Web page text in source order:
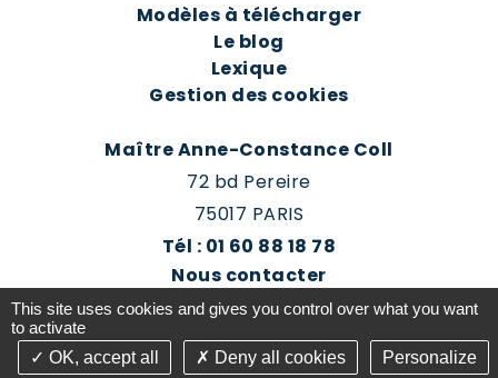
Modèles à télécharger
Le blog
Lexique
Gestion des cookies
Maître Anne-Constance Coll
72 bd Pereire
75017 PARIS
Tél : 01 60 88 18 78
Nous contacter
Prendre rendez-vous
This site uses cookies and gives you control over what you want
to activate
OK, accept all
Deny all cookies Personalize